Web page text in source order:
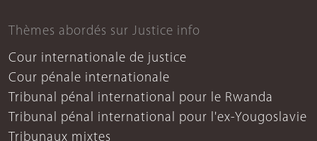
Thèmes abordés sur Justice info
Cour internationale de justice
Cour pénale internationale
Tribunal pénal international pour le Rwanda
Tribunal pénal international pour l'ex-Yougoslavie
Tribunaux mixtes